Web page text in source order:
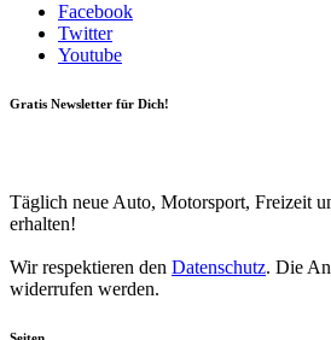
Facebook
Twitter
Youtube
Gratis Newsletter für Dich!
Täglich neue Auto, Motorsport, Freizeit
erhalten!
Wir respektieren den Datenschutz. Die
widerrufen werden.